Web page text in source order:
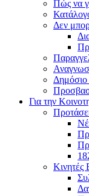
Πώς να
Δεν
Για την
Κινητές